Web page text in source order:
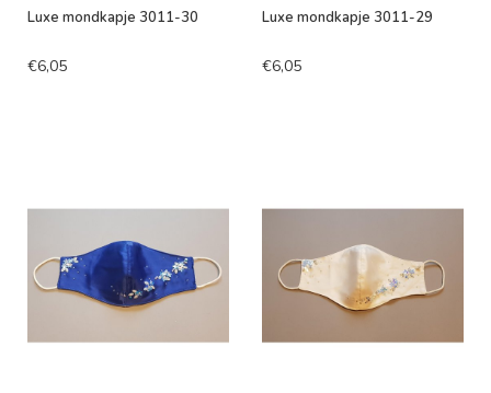
Luxe mondkapje 3011-30
€6,05
Luxe mondkapje 3011-29
€6,05